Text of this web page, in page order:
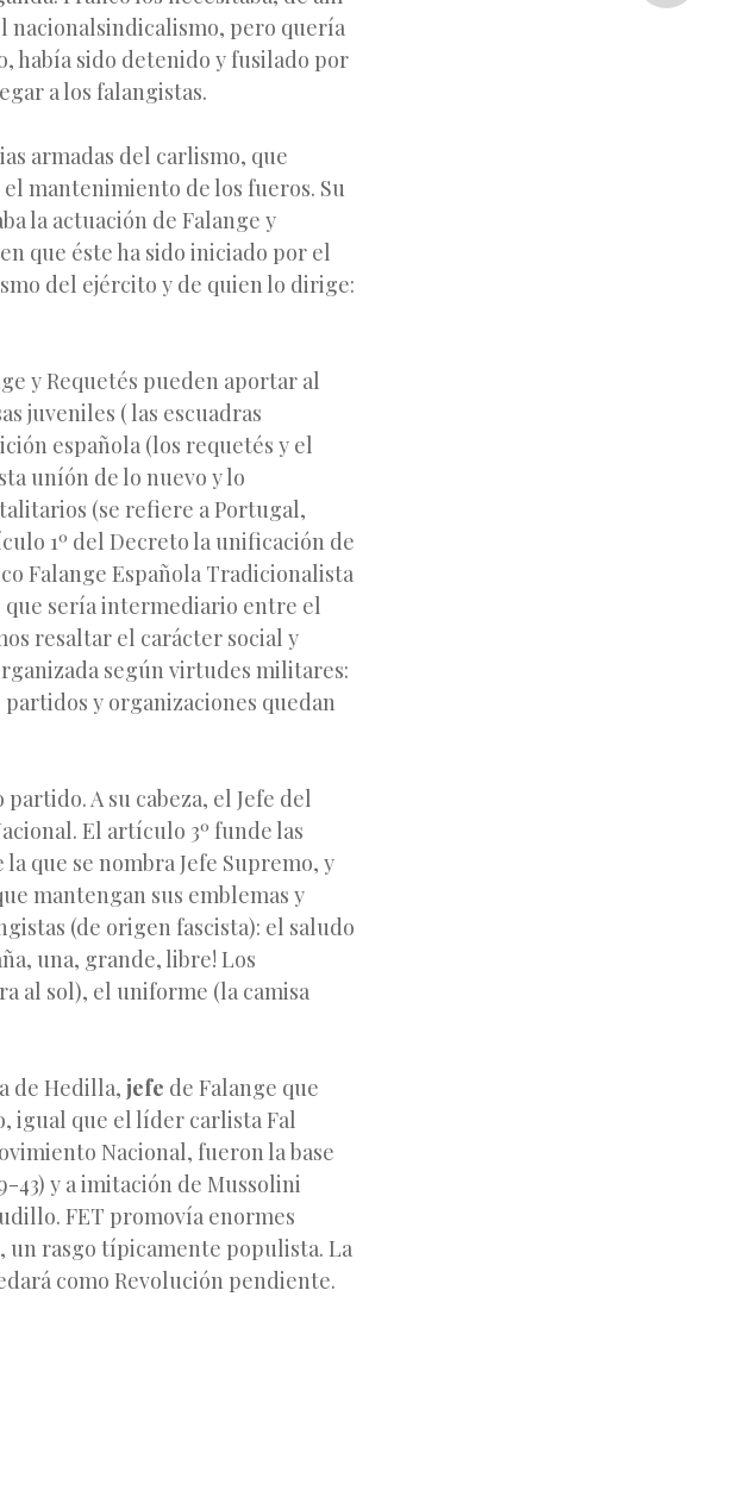
nacionalsindicalismo, pero quería
había sido detenido y fusilado por
a los falangistas.
armadas del carlismo, que
mantenimiento de los fueros. Su
la actuación de Falange y
que éste ha sido iniciado por el
del ejército y de quien lo dirige:
y Requetés pueden aportar al
juveniles ( las escuadras
española (los requetés y el
uníón de lo nuevo y lo
(se refiere a Portugal,
1º del Decreto la unificación de
Falange Española Tradicionalista
que sería intermediario entre el
resaltar el carácter social y
según virtudes militares:
y organizaciones quedan
A su cabeza, el Jefe del
El artículo 3º funde las
que se nombra Jefe Supremo, y
mantengan sus emblemas y
(de origen fascista): el saludo
una, grande, libre! Los
al sol), el uniforme (la camisa
de Hedilla, jefe de Falange que
igual que el líder carlista Fal
Nacional, fueron la base
43) y a imitación de Mussolini
FET promovía enormes
un rasgo típicamente populista. La
como Revolución pendiente.